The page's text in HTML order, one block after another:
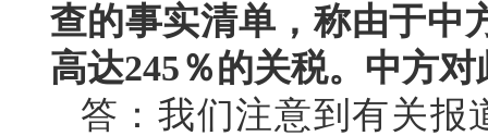
查的事实清单，称由于中
高达245％的关税。中方
答：我们注意到有关报